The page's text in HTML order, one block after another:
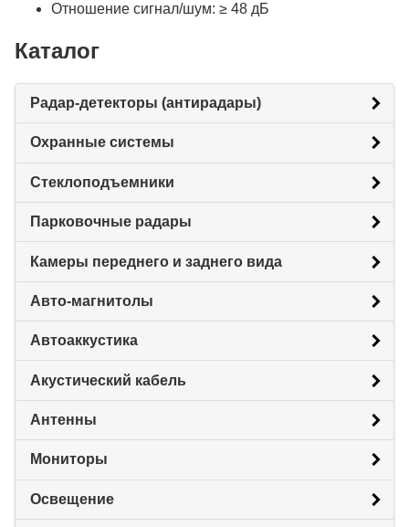
Отношение сигнал/шум: ≥ 48 дБ
Каталог
Радар-детекторы (антирадары)
Охранные системы
Стеклоподъемники
Парковочные радары
Камеры переднего и заднего вида
Авто-магнитолы
Автоаккустика
Акустический кабель
Антенны
Мониторы
Освещение